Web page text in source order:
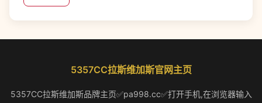
5357CC拉斯维加斯官网主页
5357CC拉斯维加斯品牌主页✅pa998.cc✅打开手机,在浏览器输入